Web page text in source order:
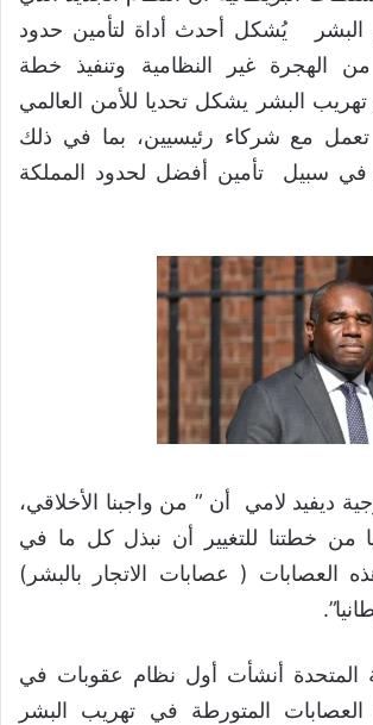
يُشكل أحدث أداة لتأمين حدود
من الهجرة غير النظامية وتنفيذ خطة
تهريب البشر يشكل تحديا للأمن العالمي
مع شركاء رئيسيين، بما في ذلك
في سبيل تأمين أفضل لحدود المملكة
ديفيد لامي أن ” من واجبنا الأخلاقي،
من خطتنا للتغيير أن نبذل كل ما في
العصابات ( عصابات الاتجار بالبشر)
المتحدة أنشأت أول نظام عقوبات في
العصابات المتورطة في تهريب البشر